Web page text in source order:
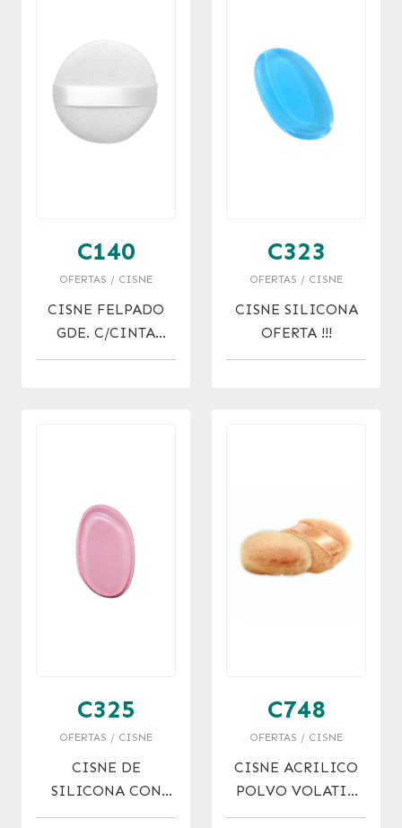
C140
OFERTAS / CISNE
CISNE FELPADO
GDE. C/CINTA
RAZO 30% OFF
C323
OFERTAS / CISNE
CISNE SILICONA
OFERTA !!!
C325
OFERTAS / CISNE
CISNE DE
SILICONA CON
LATEX 30% OFF
C748
OFERTAS / CISNE
CISNE ACRILICO
POLVO VOLATIL
30% OFF